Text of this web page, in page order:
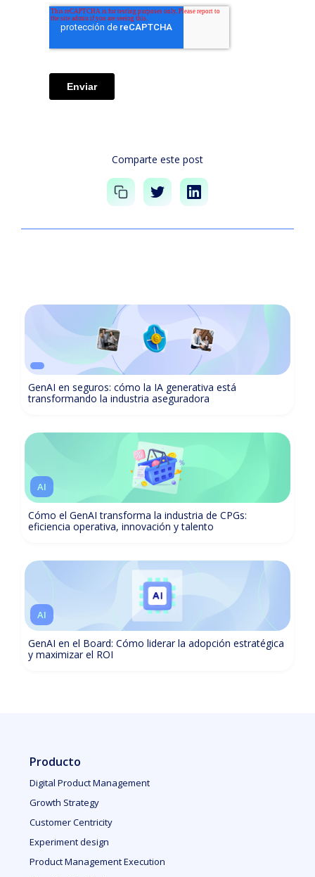
Comparte este post
GenAI en seguros: cómo la IA generativa está
transformando la industria aseguradora
AI
Cómo el GenAI transforma la industria de CPGs:
eficiencia operativa, innovación y talento
AI
GenAI en el Board: Cómo liderar la adopción estratégica
y maximizar el ROI
Producto
Digital Product Management
Growth Strategy
Customer Centricity
Experiment design
Product Management Execution